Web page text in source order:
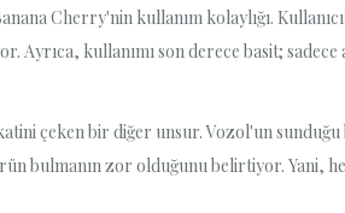
Cherry'nin kullanım kolaylığı.
kullanımı son derece basit;
çeken bir diğer unsur. Vozol'un
bulmanın zor olduğunu belirtiyor. Yani,